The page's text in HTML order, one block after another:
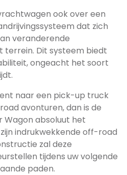
ook over een
dat zich
veranderende
terrein. Dit systeem biedt
ongeacht het soort
naar een pick-up truck
avonturen, dan is de
Wagon absoluut het
indrukwekkende off-road
zal deze
tijdens uw volgende
paden.